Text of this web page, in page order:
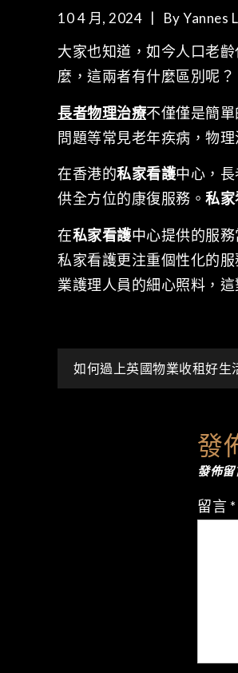
10 4 月, 2024 ByYannes
大家也知道，如今人口老
麼，這兩者有什麼區別呢？
長者物理治療不僅僅是簡
問題等常見老年疾病，物
在香港的私家看護中心，
供全方位的康復服務。 私
在私家看護中心提供的服
私家看護更注重個性化的
業護理人員的細心照料，
文
如何過上英國物業收租好生
發
發佈
留言 *